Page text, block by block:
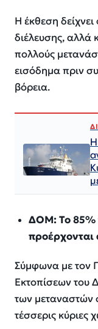
Η έκθεση
διέλευσης, αλλά
πολλούς
εισόδημα πριν
βόρεια.
Η
ΔΟΜ: Το 85%
προέρχονται
Σύμφωνα με τον
Εκτοπίσεων του
των μεταναστών
τέσσερις κύριες